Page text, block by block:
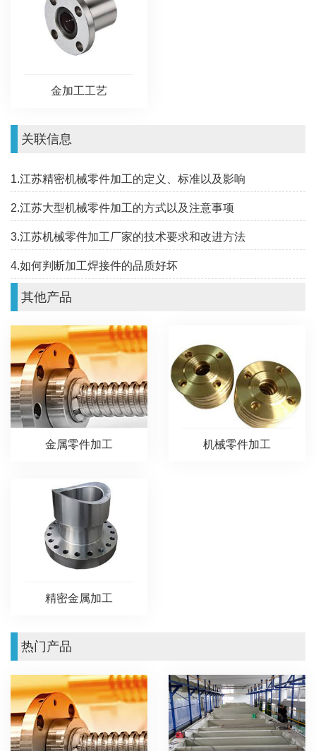
金加工工艺
关联信息
1.江苏精密机械零件加工的定义、标准以及影响
2.江苏大型机械零件加工的方式以及注意事项
3.江苏机械零件加工厂家的技术要求和改进方法
4.如何判断加工焊接件的品质好坏
其他产品
金属零件加工 机械零件加工
精密金属加工
热门产品